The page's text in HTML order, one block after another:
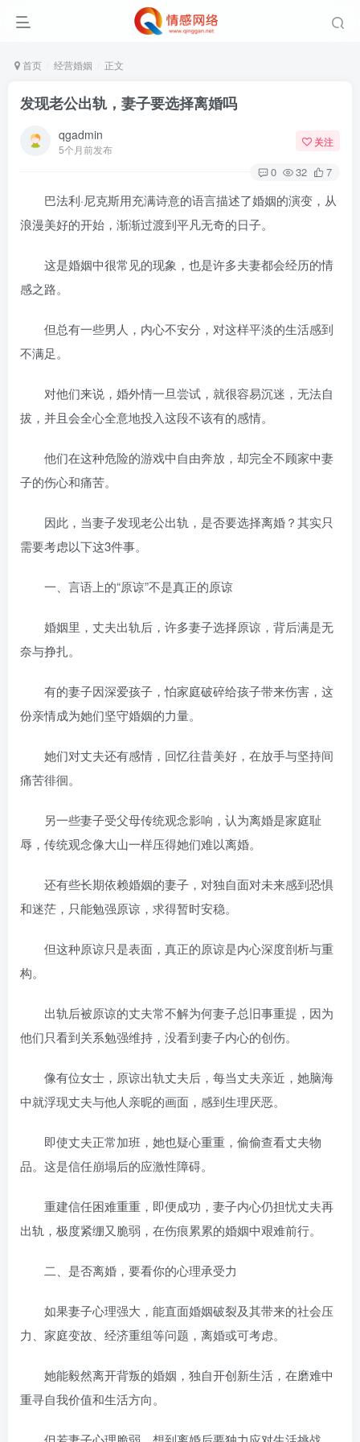
首页 经营婚姻 正文
发现老公出轨，妻子要选择离婚吗
qgadmin
5个月前发布
关注
0 32 7
巴法利·尼克斯用充满诗意的语言描述了婚姻的演变，从
浪漫美好的开始，渐渐过渡到平凡无奇的日子。
这是婚姻中很常见的现象，也是许多夫妻都会经历的情
感之路。
但总有一些男人，内心不安分，对这样平淡的生活感到
不满足。
对他们来说，婚外情一旦尝试，就很容易沉迷，无法自
拔，并且会全心全意地投入这段不该有的感情。
他们在这种危险的游戏中自由奔放，却完全不顾家中妻
子的伤心和痛苦。
因此，当妻子发现老公出轨，是否要选择离婚？其实只
需要考虑以下这3件事。
一、言语上的“原谅”不是真正的原谅
婚姻里，丈夫出轨后，许多妻子选择原谅，背后满是无
奈与挣扎。
有的妻子因深爱孩子，怕家庭破碎给孩子带来伤害，这
份亲情成为她们坚守婚姻的力量。
她们对丈夫还有感情，回忆往昔美好，在放手与坚持间
痛苦徘徊。
另一些妻子受父母传统观念影响，认为离婚是家庭耻
辱，传统观念像大山一样压得她们难以离婚。
还有些长期依赖婚姻的妻子，对独自面对未来感到恐惧
和迷茫，只能勉强原谅，求得暂时安稳。
但这种原谅只是表面，真正的原谅是内心深度剖析与重
构。
出轨后被原谅的丈夫常不解为何妻子总旧事重提，因为
他们只看到关系勉强维持，没看到妻子内心的创伤。
像有位女士，原谅出轨丈夫后，每当丈夫亲近，她脑海
中就浮现丈夫与他人亲昵的画面，感到生理厌恶。
即使丈夫正常加班，她也疑心重重，偷偷查看丈夫物
品。这是信任崩塌后的应激性障碍。
重建信任困难重重，即便成功，妻子内心仍担忧丈夫再
出轨，极度紧绷又脆弱，在伤痕累累的婚姻中艰难前行。
二、是否离婚，要看你的心理承受力
如果妻子心理强大，能直面婚姻破裂及其带来的社会压
力、家庭变故、经济重组等问题，离婚或可考虑。
她能毅然离开背叛的婚姻，独自开创新生活，在磨难中
重寻自我价值和生活方向。